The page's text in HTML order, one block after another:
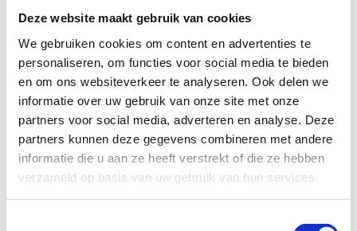
Deze website maakt gebruik van cookies
We gebruiken cookies om content en advertenties te
personaliseren, om functies voor social media te bieden
en om ons websiteverkeer te analyseren. Ook delen we
informatie over uw gebruik van onze site met onze
partners voor social media, adverteren en analyse. Deze
partners kunnen deze gegevens combineren met andere
informatie die u aan ze heeft verstrekt of die ze hebben
verzameld op basis van uw gebruik van hun services.
Jouw evenement op ons
domein?
Ons domein heeft alles in huis om jouw
evenement naar een hoger niveau te tillen.
Organiseer je een
grote fietswedstrijd, een
Wij zorgen ervoor dat het onvergetelijk wordt.